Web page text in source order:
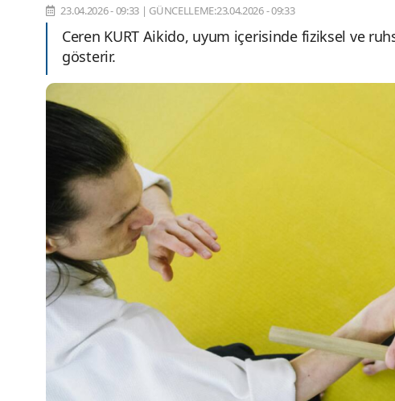
23.04.2026 - 09:33 | GÜNCELLEME:23.04.2026 - 09:33
Ceren KURT Aikido, uyum içerisinde fiziksel ve
gösterir.